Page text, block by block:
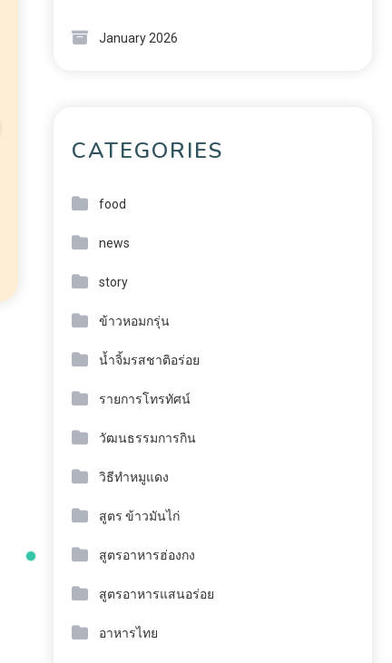
January 2026
CATEGORIES
food
news
story
ข้าวหอมกรุ่น
น้ำจิ้มรสชาติอร่อย
รายการโทรทัศน์
วัฒนธรรมการกิน
วิธีทำหมูแดง
สูตร ข้าวมันไก่
สูตรอาหารฮ่องกง
สูตรอาหารแสนอร่อย
อาหารไทย